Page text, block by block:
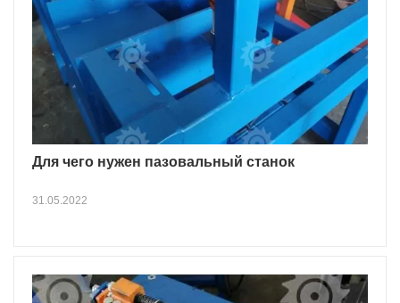
Для чего нужен пазовальный станок
31.05.2022